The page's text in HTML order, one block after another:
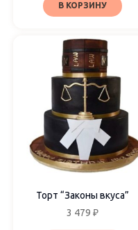
В КОРЗИНУ
Торт “Законы вкуса”
3 479 ₽